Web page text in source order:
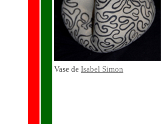
Vase de Isabel Simon